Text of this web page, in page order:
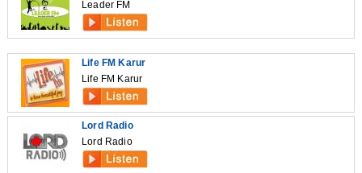
Leader FM
Life FM Karur
Life FM Karur
Lord Radio
Lord Radio